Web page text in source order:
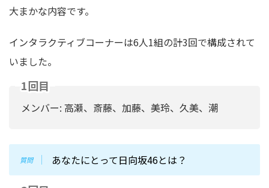
大まかな内容です。
インタラクティブコーナーは6人1組の計3回で構成されて
いました。
1回目
メンバー: 高瀬、斎藤、加藤、美玲、久美、潮
あなたにとって日向坂46とは？